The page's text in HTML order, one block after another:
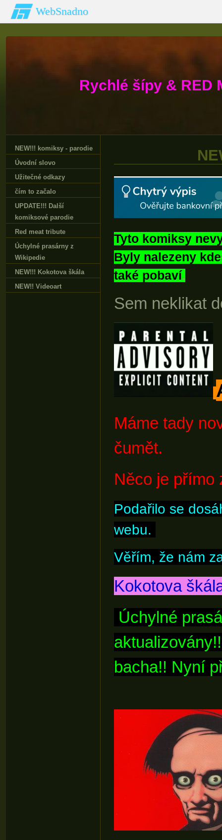
WebSnadno
Rychlé šípy & RED
Tyto komiksy
Byly nalezeny
také pobaví.
Sem neklikat
Máme tady
čumět.
Něco je
Podařilo se
webu.
Věřím, že nám
Kokotova
Úchylné
bacha!! Nyní
NEW!!! komiksy - parodie
Úvodní slovo
Užitečné odkazy
čím to začalo
UPDATE!!! Další
komiksové parodie
Red meat tribute
Úchylné prasárny z
Wikipedie
NEW!!! Kokotova škála
NEW!! Videoart